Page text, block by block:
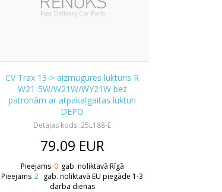
CV Trax 13-> aizmugures lukturis R
W21-5W/W21W/WY21W bez
patronām ar atpakaļgaitas lukturi
DEPO
Detaļas kods: 25L188-E
79.09 EUR
Pieejams 0 gab. noliktavā Rīgā
Pieejams 2 gab. noliktavā EU piegāde 1-3
darba dienas